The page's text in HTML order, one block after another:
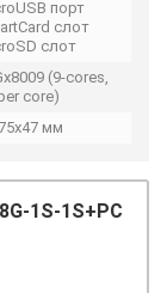
порт
слот
слот
(9-cores,
core)
мм
1S-1S+PC